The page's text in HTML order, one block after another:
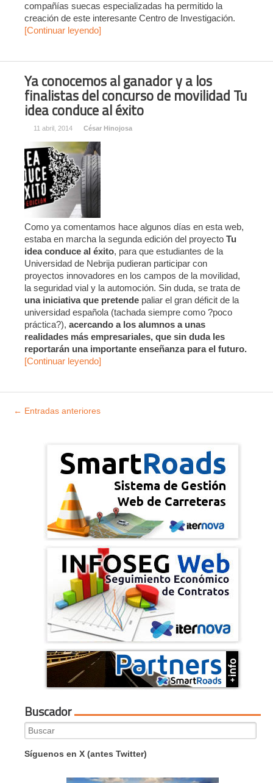
compañías suecas especializadas ha permitido la
creación de este interesante Centro de Investigación.
[Continuar leyendo]
Ya conocemos al ganador y a los
finalistas del concurso de movilidad Tu
idea conduce al éxito
11 abril, 2014 César Hinojosa
Como ya comentamos hace algunos días en esta web,
estaba en marcha la segunda edición del proyecto Tu
idea conduce al éxito, para que estudiantes de la
Universidad de Nebrija pudieran participar con
proyectos innovadores en los campos de la movilidad,
la seguridad vial y la automoción. Sin duda, se trata de
una iniciativa que pretende paliar el gran déficit de la
universidad española (tachada siempre como ?poco
práctica?), acercando a los alumnos a unas
realidades más empresariales, que sin duda les
reportarán una importante enseñanza para el futuro.
[Continuar leyendo]
Explorar
← Entradas anteriores
Buscador
Search
for:
Síguenos en X (antes Twitter)